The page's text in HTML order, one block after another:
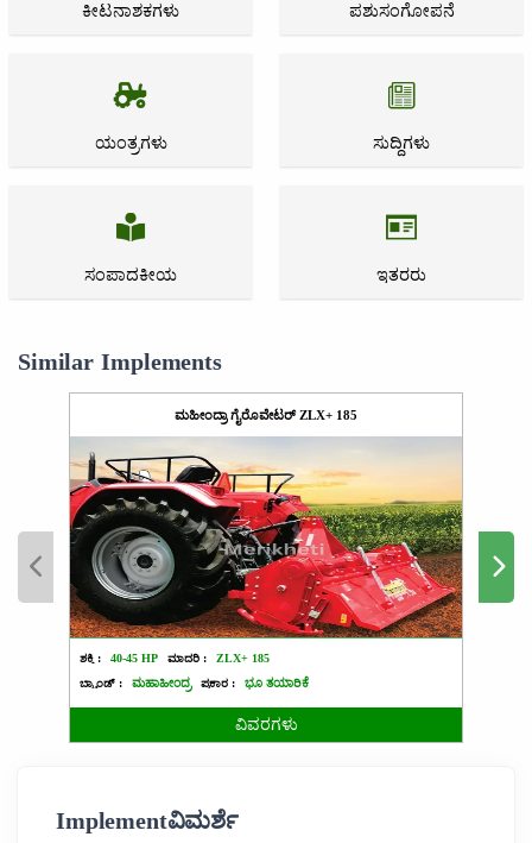
ಕೀಟನಾಶಕಗಳು ಪಶುಸಂಗೋಪನೆ
ಯಂತ್ರಗಳು ಸುದ್ದಿಗಳು
ಸಂಪಾದಕೀಯ ಇತರರು
Similar Implements
ಮಹೀಂದ್ರಾ ಗೈರೊವೇಟರ್ ZLX+ 185
ಶಕ್ತಿ : 40-45 HP ಮಾದರಿ :
ZLX+ 185
ಬ್ರ್ಯಾಂಡ್ :
ಮಹಾಹೀಂದ್ರ ಪ್ರಕಾರ : ಭೂ ತಯಾರಿಕೆ
ವಿವರಗಳು
Implementವಿಮರ್ಶೆ